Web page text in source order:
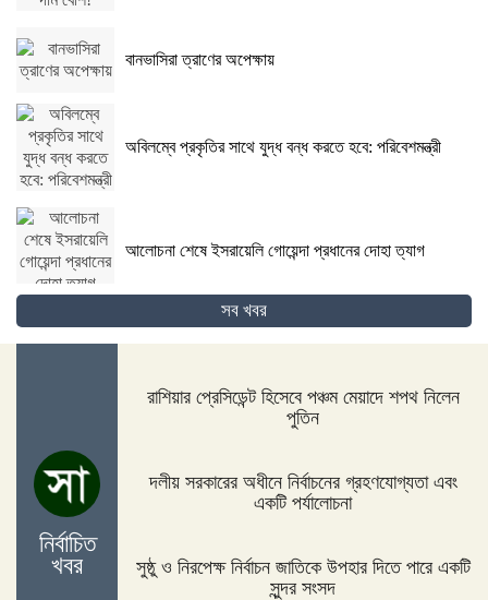
বানভাসিরা ত্রাণের অপেক্ষায়
অবিলম্বে প্রকৃতির সাথে যুদ্ধ বন্ধ করতে হবে: পরিবেশমন্ত্রী
আলোচনা শেষে ইসরায়েলি গোয়েন্দা প্রধানের দোহা ত্যাগ
গোপালগঞ্জের কোটালীপাড়ায় ৮ দিনব্যাপী রথযাত্রা উদযাপিত
জিম্বাবুয়ের দায়িত্বে বাংলাদেশের সাবেক বোলিং কোচ ল্যাঙ্গাভেল্ট
দিনাজপুরের ফুলবাড়ীতে সড়ক দুর্ঘটনায় দু’জন নিহত
সব খবর
নির্বাচিত
খবর
রাশিয়ার প্রেসিডেন্ট হিসেবে পঞ্চম মেয়াদে শপথ নিলেন
পুতিন
দলীয় সরকারের অধীনে নির্বাচনের গ্রহণযোগ্যতা এবং
একটি পর্যালোচনা
সুষ্ঠু ও নিরপেক্ষ নির্বাচন জাতিকে উপহার দিতে পারে একটি
সুন্দর সংসদ